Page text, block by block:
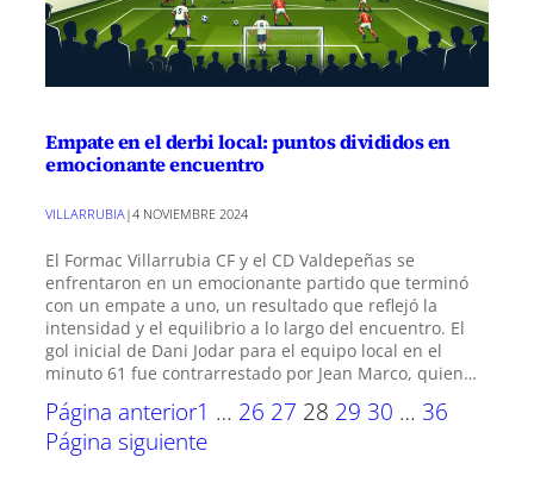
Empate en el derbi local: puntos divididos en
emocionante encuentro
VILLARRUBIA|4 NOVIEMBRE 2024
El Formac Villarrubia CF y el CD Valdepeñas se
enfrentaron en un emocionante partido que terminó
con un empate a uno, un resultado que reflejó la
intensidad y el equilibrio a lo largo del encuentro. El
gol inicial de Dani Jodar para el equipo local en el
minuto 61 fue contrarrestado por Jean Marco, quien…
Página anterior1 … 26 27 28 29 30 … 36
Página siguiente